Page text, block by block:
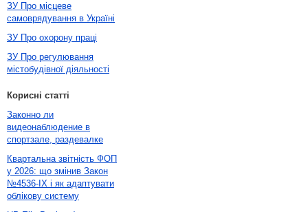
ЗУ Про місцеве
самоврядування в Україні
ЗУ Про охорону праці
ЗУ Про регулювання
містобудівної діяльності
Корисні статті
Законно ли
видеонаблюдение в
спортзале, раздевалке
Квартальна звітність ФОП
у 2026: що змінив Закон
№4536-IX і як адаптувати
облікову систему